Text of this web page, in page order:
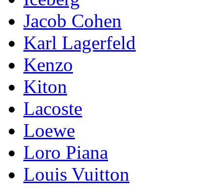
Jacob Cohen
Karl Lagerfeld
Kenzo
Kiton
Lacoste
Loewe
Loro Piana
Lоuis Vuittоn